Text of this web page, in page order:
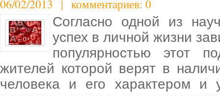
06/02/2013 | комментариев: 0
Согласно одной из
успех в личной жизни
популярностью этот
жителей которой верят в
человека и его характером